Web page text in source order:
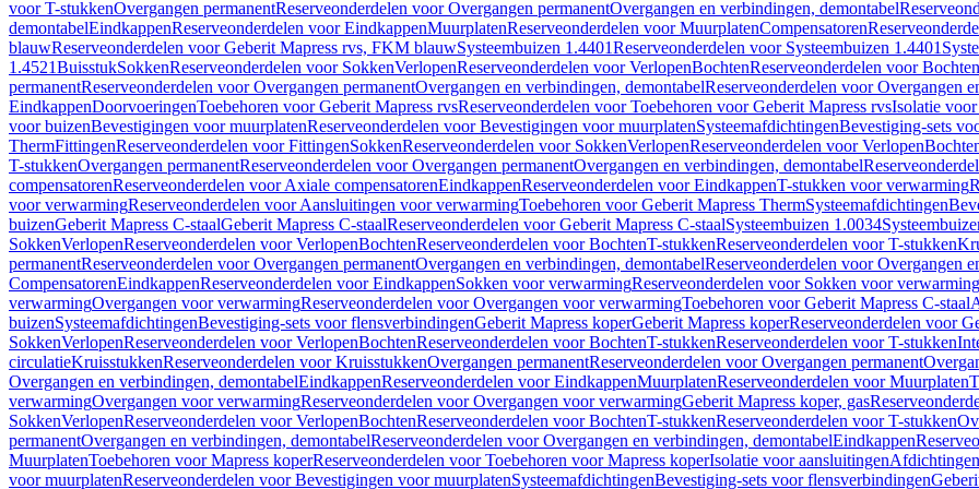
voor T-stukkenOvergangen permanentReserveonderdelen voor Overgangen permanentOvergangen en verbindingen, demontabel
demontabelEindkappenReserveonderdelen voor EindkappenMuurplatenReserveonderdelen voor MuurplatenCompensatoren
blauwReserveonderdelen voor Geberit Mapress rvs, FKM blauwSysteembuizen 1.4401Reserveonderdelen voor Systeembuizen 1.4401
1.4521BuisstukSokkenReserveonderdelen voor SokkenVerlopenReserveonderdelen voor VerlopenBochtenReserveonderdelen voor Bochten
permanentReserveonderdelen voor Overgangen permanentOvergangen en verbindingen, demontabelReserveonderdelen voor Overgangen
EindkappenDoorvoeringenToebehoren voor Geberit Mapress rvsReserveonderdelen voor Toebehoren voor Geberit Mapress rvsIsolatie
voor buizenBevestigingen voor muurplatenReserveonderdelen voor Bevestigingen voor muurplatenSysteemafdichtingenBevestiging-sets
ThermFittingenReserveonderdelen voor FittingenSokkenReserveonderdelen voor SokkenVerlopenReserveonderdelen voor Verlopen
T-stukkenOvergangen permanentReserveonderdelen voor Overgangen permanentOvergangen en verbindingen, demontabel
compensatorenReserveonderdelen voor Axiale compensatorenEindkappenReserveonderdelen voor EindkappenT-stukken voor verwarming
voor verwarmingReserveonderdelen voor Aansluitingen voor verwarmingToebehoren voor Geberit Mapress ThermSysteemafdichtingen
buizenGeberit Mapress C-staalGeberit Mapress C-staalReserveonderdelen voor Geberit Mapress C-staalSysteembuizen 1.0034
SokkenVerlopenReserveonderdelen voor VerlopenBochtenReserveonderdelen voor BochtenT-stukkenReserveonderdelen voor T-stukken
permanentReserveonderdelen voor Overgangen permanentOvergangen en verbindingen, demontabelReserveonderdelen voor Overgangen
CompensatorenEindkappenReserveonderdelen voor EindkappenSokken voor verwarmingReserveonderdelen voor Sokken voor verwarming
verwarmingOvergangen voor verwarmingReserveonderdelen voor Overgangen voor verwarmingToebehoren voor Geberit Mapress C-staal
buizenSysteemafdichtingenBevestiging-sets voor flensverbindingenGeberit Mapress koperGeberit Mapress koperReserveonderdelen voor
SokkenVerlopenReserveonderdelen voor VerlopenBochtenReserveonderdelen voor BochtenT-stukkenReserveonderdelen voor T-stukken
circulatieKruisstukkenReserveonderdelen voor KruisstukkenOvergangen permanentReserveonderdelen voor Overgangen permanent
Overgangen en verbindingen, demontabelEindkappenReserveonderdelen voor EindkappenMuurplatenReserveonderdelen voor Muurplaten
verwarmingOvergangen voor verwarmingReserveonderdelen voor Overgangen voor verwarmingGeberit Mapress koper, gas
SokkenVerlopenReserveonderdelen voor VerlopenBochtenReserveonderdelen voor BochtenT-stukkenReserveonderdelen voor T-stukken
permanentOvergangen en verbindingen, demontabelReserveonderdelen voor Overgangen en verbindingen, demontabelEindkappen
MuurplatenToebehoren voor Mapress koperReserveonderdelen voor Toebehoren voor Mapress koperIsolatie voor aansluitingen
voor muurplatenReserveonderdelen voor Bevestigingen voor muurplatenSysteemafdichtingenBevestiging-sets voor flensverbindingen